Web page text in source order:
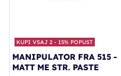
KUPI VSAJ 2 - 15% POPUST
MANIPULATOR FRA 515 -
MATT ME STR. PASTE